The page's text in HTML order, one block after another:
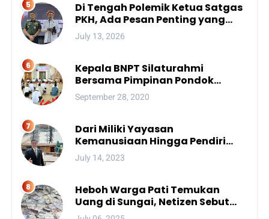
Di Tengah Polemik Ketua Satgas
PKH, Ada Pesan Penting yang
Ditegaskan ke Publik
July 13, 2026
Kepala BNPT Silaturahmi
Bersama Pimpinan Pondok
Pesantren Se-Sulsel
September 28, 2020
Dari Miliki Yayasan
Kemanusiaan Hingga Pendiri
Unhan, Begini Profil Bro Rivai
Putra Sulsel Yang Promosi
July 14, 2023
Heboh Warga Pati Temukan
Uang di Sungai, Netizen Sebut
Fenomena Aneh